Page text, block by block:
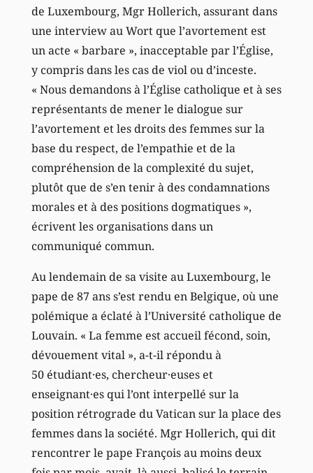
de Luxembourg, Mgr Hollerich, assurant dans
une interview au Wort que l’avortement est
un acte « barbare », inacceptable par l’Église,
y compris dans les cas de viol ou d’inceste.
« Nous demandons à l’Église catholique et à ses
représentants de mener le dialogue sur
l’avortement et les droits des femmes sur la
base du respect, de l’empathie et de la
compréhension de la complexité du sujet,
plutôt que de s’en tenir à des condamnations
morales et à des positions dogmatiques »,
écrivent les organisations dans un
communiqué commun.
Au lendemain de sa visite au Luxembourg, le
pape de 87 ans s’est rendu en Belgique, où une
polémique a éclaté à l’Université catholique de
Louvain. « La femme est accueil fécond, soin,
dévouement vital », a-t-il répondu à
50 étudiant·es, chercheur·euses et
enseignant·es qui l’ont interpellé sur la
position rétrograde du Vatican sur la place des
femmes dans la société. Mgr Hollerich, qui dit
rencontrer le pape François au moins deux